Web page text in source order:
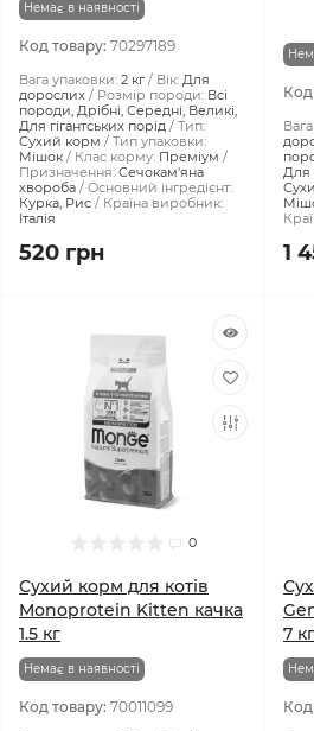
Немає в наявності
Код товару: 70297189
Вага упаковки: 2 кг Вік: Для
дорослих
Розмір породи: Всі
породи, Дрібні, Середні, Великі,
Для гігантських порід
Тип:
Сухий корм
Тип упаковки:
Мішок
Клас корму: Преміум
Призначення: Сечокам'яна
хвороба
Основний інгредієнт:
Курка, Рис
Країна виробник:
Італія
520 грн
Код
Для
1
0
Сухий корм для котів
Monoprotein Kitten качка
1.5 кг
Немає в наявності
Код товару: 70011099
7 кг
Код